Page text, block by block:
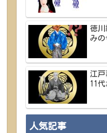
徳
み
江戸
11
人気記事